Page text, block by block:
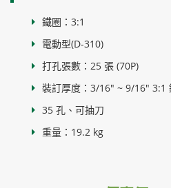
鐵圈：3:1
電動型(D-310)
打孔張數：25 張 (70P)
裝訂厚度：3/16" ~ 9/16" 3:1
35 孔、可抽刀
重量：19.2 kg